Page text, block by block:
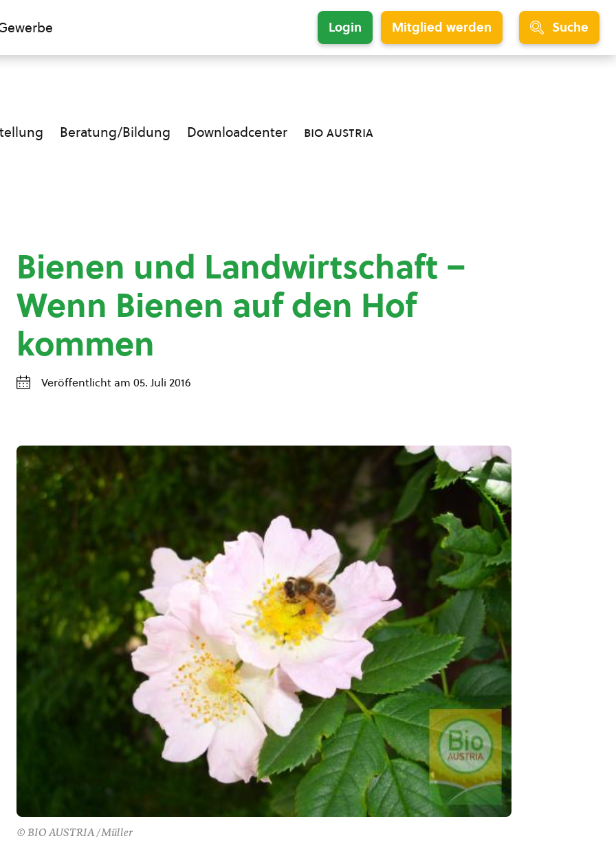
Login Mitglied werden Suche
Beratung/Bildung Downloadcenter bio austria
Bienen und Landwirtschaft –
Wenn Bienen auf den Hof
kommen
Veröffentlicht am 05. Juli 2016
© BIO AUSTRIA /Müller